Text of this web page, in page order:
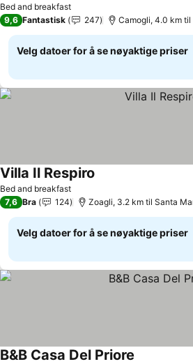
Bed and breakfast
9,6 Fantastisk 247 Camogli, 4.0 km
Velg datoer for å se nøyaktige priser
Bed and breakfast
Villa Il Respiro
7,6 Bra 124 Zoagli, 3.2 km til Santa
Velg datoer for å se nøyaktige priser
B&B Casa Del Priore